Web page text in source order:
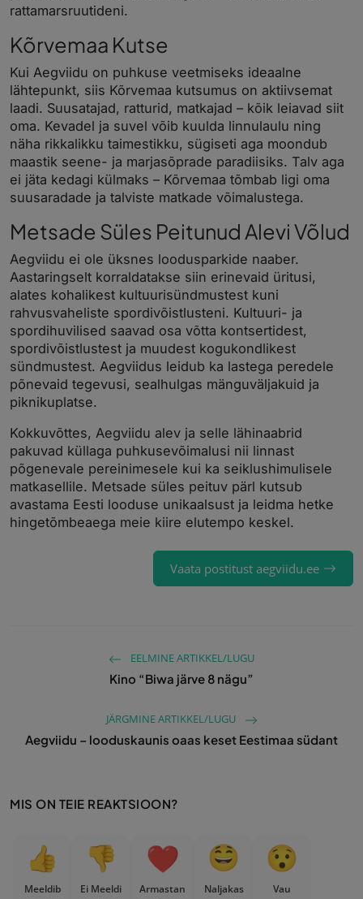
rattamarsruutideni.
Kõrvemaa Kutse
Kui Aegviidu on puhkuse veetmiseks ideaalne
lähtepunkt, siis Kõrvemaa kutsumus on aktiivsemat
laadi. Suusatajad, ratturid, matkajad – kõik leiavad siit
oma. Kevadel ja suvel võib kuulda linnulaulu ning
näha rikkalikku taimestikku, sügiseti aga moondub
maastik seene- ja marjasõprade paradiisiks. Talv aga
ei jäta kedagi külmaks – Kõrvemaa tõmbab ligi oma
suusaradade ja talviste matkade võimalustega.
Metsade Süles Peitunud Alevi Võlud
Aegviidu ei ole üksnes loodusparkide naaber.
Aastaringselt korraldatakse siin erinevaid üritusi,
alates kohalikest kultuurisündmustest kuni
rahvusvaheliste spordivõistlusteni. Kultuuri- ja
spordihuvilised saavad osa võtta kontsertidest,
spordivõistlustest ja muudest kogukondlikest
sündmustest. Aegviidus leidub ka lastega peredele
põnevaid tegevusi, sealhulgas mänguväljakuid ja
piknikuplatse.
Kokkuvõttes, Aegviidu alev ja selle lähinaabrid
pakuvad küllaga puhkusevõimalusi nii linnast
põgenevale pereinimesele kui ka seiklushimulisele
matkasellile. Metsade süles peituv pärl kutsub
avastama Eesti looduse unikaalsust ja leidma hetke
hingetõmbeaega meie kiire elutempo keskel.
Vaata postitust aegviidu.ee
EELMINE ARTIKKEL/LUGU
Kino “Biwa järve 8 nägu”
JÄRGMINE ARTIKKEL/LUGU
Aegviidu – looduskaunis oaas keset Eestimaa südant
MIS ON TEIE REAKTSIOON?
Meeldib Ei Meeldi Armastan Naljakas Vau